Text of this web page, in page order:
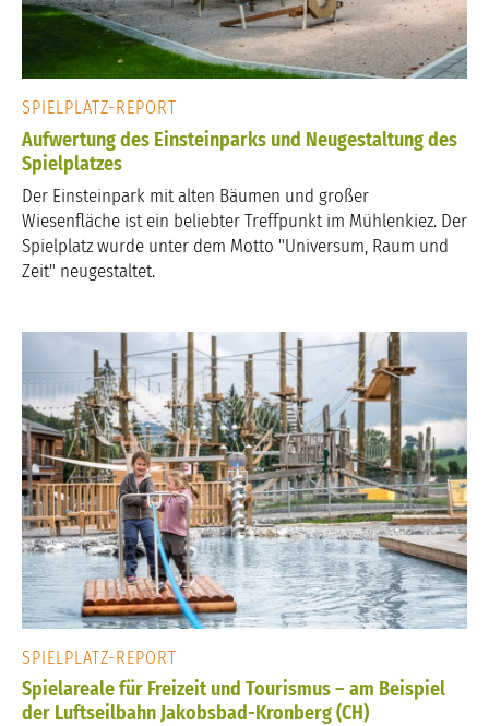
SPIELPLATZ-REPORT
Aufwertung des Einsteinparks und Neugestaltung des
Spielplatzes
Der Einsteinpark mit alten Bäumen und großer
Wiesenfläche ist ein beliebter Treffpunkt im Mühlenkiez. Der
Spielplatz wurde unter dem Motto "Universum, Raum und
Zeit" neugestaltet.
SPIELPLATZ-REPORT
Spielareale für Freizeit und Tourismus – am Beispiel
der Luftseilbahn Jakobsbad-Kronberg (CH)